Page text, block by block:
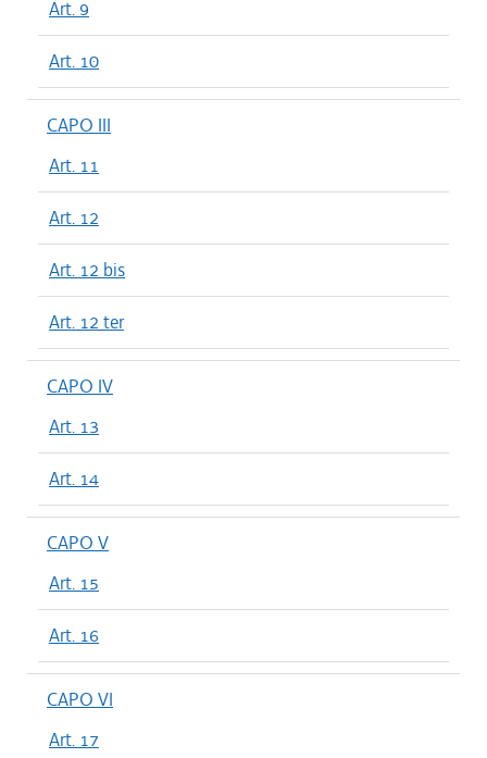
Art. 9
Art. 10
CAPO III
Art. 11
Art. 12
Art. 12 bis
Art. 12 ter
CAPO IV
Art. 13
Art. 14
CAPO V
Art. 15
Art. 16
CAPO VI
Art. 17